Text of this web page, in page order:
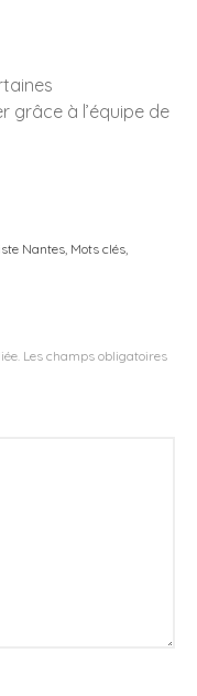
d'activité et
des articles
grâce à l’équipe de
Nantes Mots clés
Les champs obligatoires